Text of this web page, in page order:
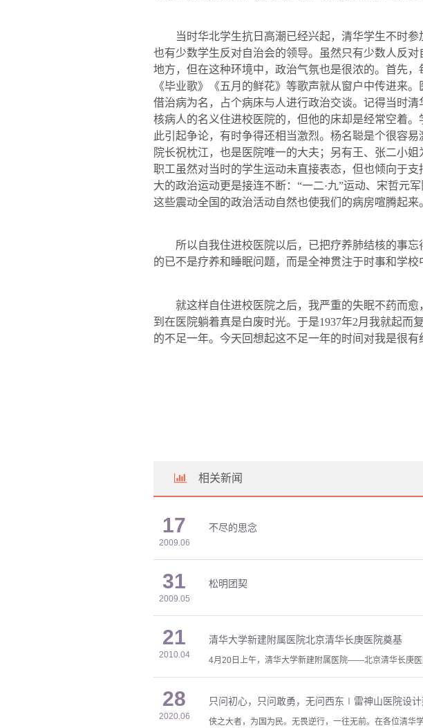
当时华北学生抗日高潮已经兴起，清华学生不时
也有少数学生反对自治会的领导。虽然只有少数人反
地方，但在这种环境中，政治气氛也是很浓的。首先
《毕业歌》《五月的鲜花》等歌声就从窗户中传进来
借治病为名，占个病床与人进行政治交谈。记得当时
核病人的名义住进校医院的，但他的床却是经常空着
此引起争论，有时争得还相当激烈。杨名聪是个很容
院长祝枕江，也是医院唯一的大夫；另有王、张二小
职工虽然对当时的学生运动未直接表态，但也倾向于支
大的政治运动更是接连不断：“一二·九”运动、宋哲元
这些震动全国的政治活动自然也使我们的病房喧腾起来
所以自我住进校医院以后，已把疗养肺结核的事
的已不是疗养和睡眠问题，而是全神贯注于时事和学校
就这样自住进校医院之后，我严重的失眠不药而
到在医院躺着真是白废时光。于是1937年2月我就起而
的不足一年。今天回想起这不足一年的时间对我是很
相关新闻
17
2009.06
不尽的思念
31
2009.05
松明团契
21
2010.04
清华大学新建附属医院北京清华长庚医院奠基
4月20日上午，清华大学新建附属医院——北京清华长庚医
28
2020.06
只问初心，只问敢勇，无问西东∣雷神山医院设
侠之大者，为国为民。无畏逆行，一往无前。在各位清华